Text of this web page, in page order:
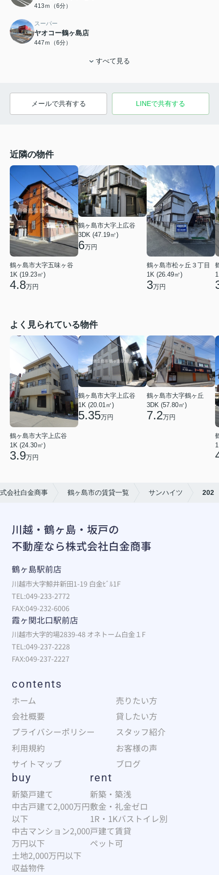
413ｍ（6分）
スーパー
ヤオコー鶴ヶ島店
447ｍ（6分）
すべて見る
メールで共有する LINEで共有する
近隣の物件
鶴ヶ島市大字五味ヶ谷
1K (19.23㎡)
4.8万円
鶴ヶ島市大字上広谷
3DK (47.19㎡)
6万円
鶴ヶ島市松ヶ丘３丁目
1K (26.49㎡)
3万円
よく見られている物件
鶴ヶ島市大字上広谷
1K (24.30㎡)
3.9万円
鶴ヶ島市大字上広谷
1K (20.01㎡)
5.35万円
鶴ヶ島市大字鶴ヶ丘
3DK (57.80㎡)
7.2万円
会社白金商事 鶴ヶ島市の賃貸一覧 サンハイツ 202
川越・鶴ヶ島・坂戸の
不動産なら株式会社白金商事
鶴ヶ島駅前店
川越市大字鯨井新田1-19 白金ﾋﾞﾙ1F
TEL:049-233-2772
FAX:049-232-6006
霞ヶ関北口駅前店
川越市大字的場2839-48 オネトーム白金１F
TEL:049-237-2228
FAX:049-237-2227
contents
ホーム
売りたい方
会社概要
貸したい方
プライバシーポリシー
スタッフ紹介
利用規約
お客様の声
サイトマップ
ブログ
buy
新築戸建て
中古戸建て2,000万円
以下
中古マンション2,000
万円以下
土地2,000万円以下
収益物件
rent
新築・築浅
敷金・礼金ゼロ
1R・1Kバストイレ別
戸建て賃貸
ペット可